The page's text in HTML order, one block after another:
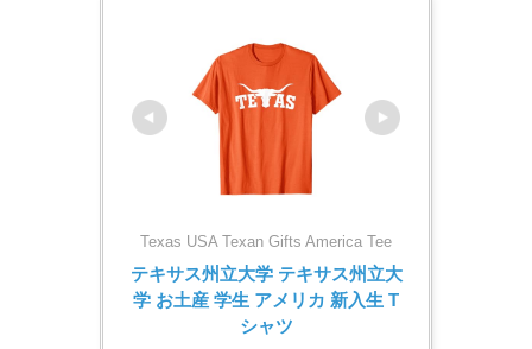
Texas USA Texan Gifts America Tee
テキサス州立大学 テキサス州立大
学 お土産 学生 アメリカ 新入生 T
シャツ